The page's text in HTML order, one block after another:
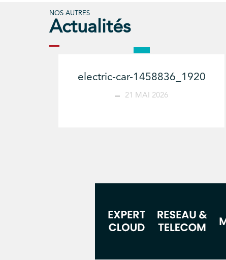
NOS AUTRES
Actualités
electric-car-1458836_1920
21 MAI 2026